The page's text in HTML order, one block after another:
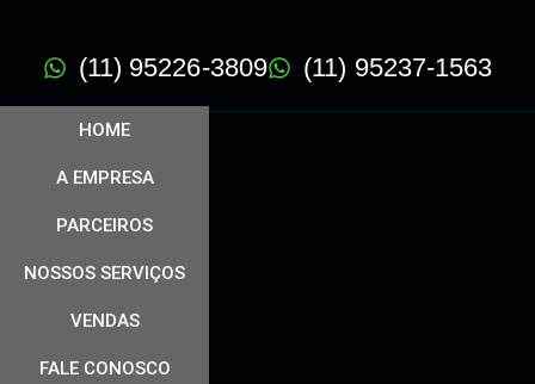
(11) 95226-3809 (11) 95237-1563
HOME
A EMPRESA
PARCEIROS
NOSSOS SERVIÇOS
VENDAS
FALE CONOSCO